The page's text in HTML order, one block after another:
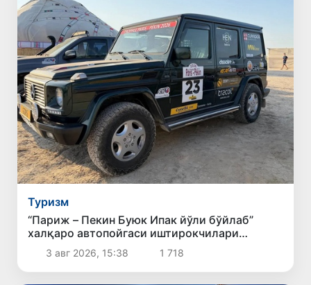
Туризм
“Париж – Пекин Буюк Ипак йўли бўйлаб”
халқаро автопойгаси иштирокчилари
Қорақалпоғистонда
3 авг 2026, 15:38 1 718